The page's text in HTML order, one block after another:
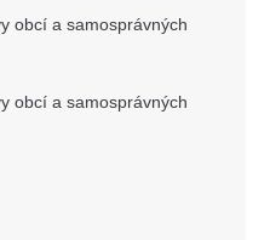
obcí a samosprávných
obcí a samosprávných